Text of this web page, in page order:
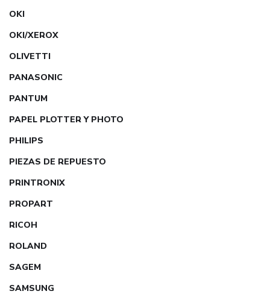
OKI
OKI/XEROX
OLIVETTI
PANASONIC
PANTUM
PAPEL PLOTTER Y PHOTO
PHILIPS
PIEZAS DE REPUESTO
PRINTRONIX
PROPART
RICOH
ROLAND
SAGEM
SAMSUNG